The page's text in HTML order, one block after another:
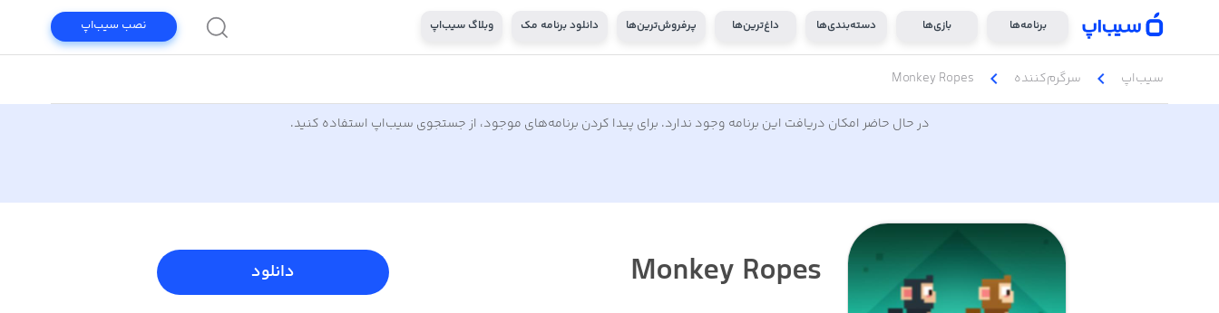
برنامه‌ها بازی‌ها دسته‌بندی‌ها داغ‌ترین‌ها پرفروش‌ترین‌ها دانلود برنامه مک وبلاگ سیب‌اپ نصب سیب‌اپ
سیب‌اپ chevron_left سرگرم‌کننده chevron_left
Monkey Ropes
در حال حاضر امکان دریافت این برنامه وجود ندارد. برای پیدا کردن برنامه‌های موجود، از جستجوی سیب‌اپ استفاده کنید.
Monkey Ropes دانلود